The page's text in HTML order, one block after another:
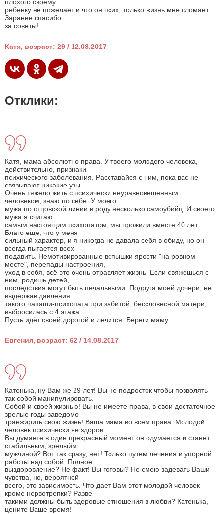
плохого своему
ребенку не пожелает и что он псих, только жизнь мне сломает.
Заранее спасибо
за советы!
Катя, возраст: 29 / 12.08.2017
Отклики:
Катя, мама абсолютно права. У твоего молодого человека,
действительно, признаки
психического заболевания. Расставайся с ним, пока вас не
связывают никакие узы.
Очень тяжело жить с психически неуравновешенным
человеком, знаю по себе. У моего
мужа по отцовской линии в роду несколько самоубийц. И своего
мужа я считаю
самым настоящим психопатом, мы прожили вместе 40 лет.
Благо ещё, что у меня
сильный характер, и я никогда не давала себя в обиду, но он
всегда пытается всех
подавить. Немотивированные вспышки ярости "на ровном
месте", перепады настроения,
уход в себя, всё это очень отравляет жизнь. Если свяжешься с
ним, родишь детей,
последствия могут быть печальными. Подруга моей дочери, не
выдержав давления
такого папаши-психопата при забитой, бессловесной матери,
выбросилась с 4 этажа.
Пусть идёт своей дорогой и лечится. Береги маму.
Евгения, возраст: 62 / 14.08.2017
Катенька, ну Вам же 29 лет! Вы не подросток чтобы позволять
так собой манипулировать.
Собой и своей жизнью! Вы не имеете права, в свои достаточное
зрелые годы заведомо
транжирить свою жизнь! Ваша мама во всем права. Молодой
человек психически не здоров.
Вы думаете в один прекрасный момент он одумается и станет
стабильным, зрелыйм
мужчиной? Вот так сразу, нет! Только путем лечения и упорной
работы над собой. Полное
выздоровление? Не факт! Вы готовы? Не смею задевать Ваши
чувства, но, вероятней
всего, это зависимость. Что дает Вам этот молодой человек
кроме нервотрепки? Разве
такими должны быть здоровые отношения в любви? Катенька,
цените Ваше время!